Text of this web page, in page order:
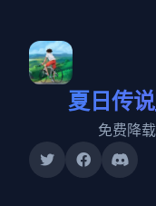
夏日传
免费降